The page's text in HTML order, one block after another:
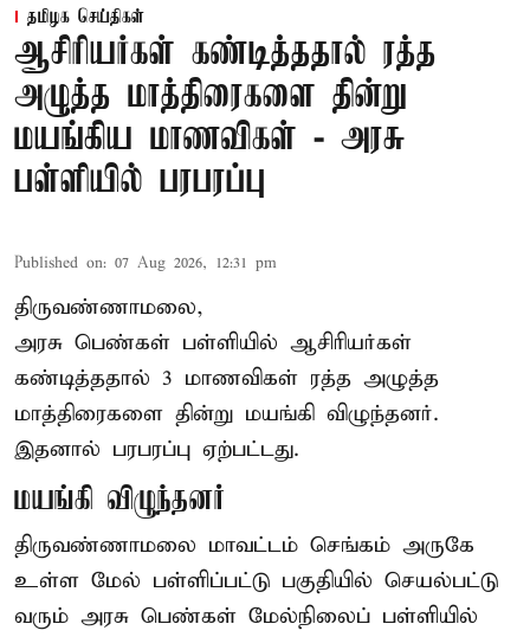
தமிழக செய்திகள்
ஆசிரியர்கள் கண்டித்ததால் ரத்த
அழுத்த மாத்திரைகளை தின்று
மயங்கிய மாணவிகள் - அரசு
பள்ளியில் பரபரப்பு
Published on: 07 Aug 2026, 12:31 pm
திருவண்ணாமலை,
அரசு பெண்கள் பள்ளியில் ஆசிரியர்கள்
கண்டித்ததால் 3 மாணவிகள் ரத்த அழுத்த
மாத்திரைகளை தின்று மயங்கி விழுந்தனர்.
இதனால் பரபரப்பு ஏற்பட்டது.
மயங்கி விழுந்தனர்
திருவண்ணாமலை மாவட்டம் செங்கம் அருகே
உள்ள மேல் பள்ளிப்பட்டு பகுதியில் செயல்பட்டு
வரும் அரசு பெண்கள் மேல்நிலைப் பள்ளியில்